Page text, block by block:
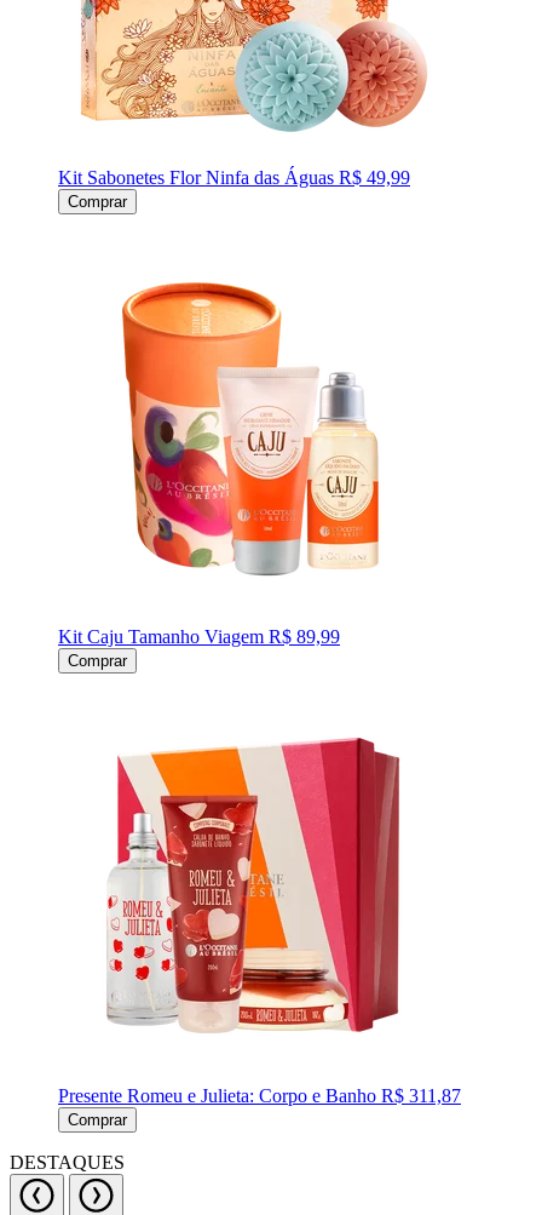
Kit Sabonetes Flor Ninfa das Águas R$ 49,99
Comprar
Kit Caju Tamanho Viagem R$ 89,99
Comprar
Presente Romeu e Julieta: Corpo e Banho R$ 311,87
Comprar
DESTAQUES